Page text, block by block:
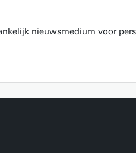
nieuwsmedium voor